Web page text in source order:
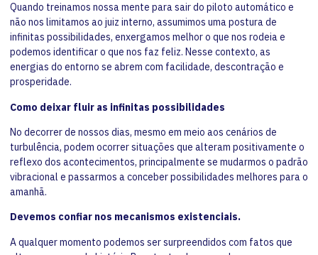
Quando treinamos nossa mente para sair do piloto automático e
não nos limitamos ao juiz interno, assumimos uma postura de
infinitas possibilidades, enxergamos melhor o que nos rodeia e
podemos identificar o que nos faz feliz. Nesse contexto, as
energias do entorno se abrem com facilidade, descontração e
prosperidade.
Como deixar fluir as infinitas possibilidades
No decorrer de nossos dias, mesmo em meio aos cenários de
turbulência, podem ocorrer situações que alteram positivamente o
reflexo dos acontecimentos, principalmente se mudarmos o padrão
vibracional e passarmos a conceber possibilidades melhores para o
amanhã.
Devemos confiar nos mecanismos existenciais.
A qualquer momento podemos ser surpreendidos com fatos que